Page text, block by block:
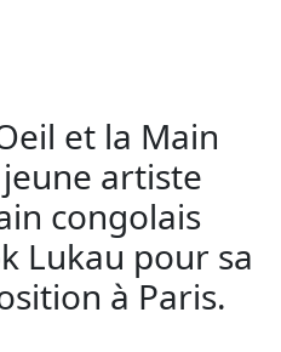
et la Main
artiste
congolais
Lukau pour sa
à Paris.